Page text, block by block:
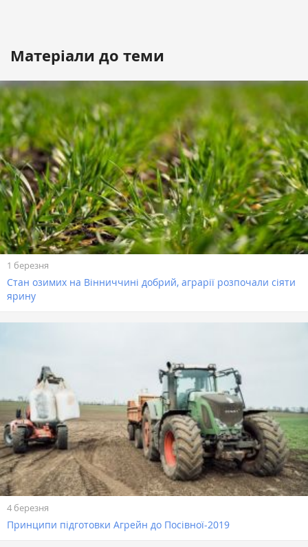
Матеріали до теми
1 березня
Стан озимих на Вінниччині добрий, аграрії розпочали сіяти
ярину
4 березня
Принципи підготовки Агрейн до Посівної-2019